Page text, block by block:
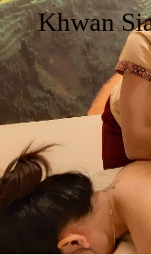
Khwan